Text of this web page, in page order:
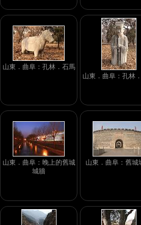
山東．曲阜：孔林．石馬
山東．曲阜：孔林
山東．曲阜：晚上的舊城
城牆
山東．曲阜：舊城